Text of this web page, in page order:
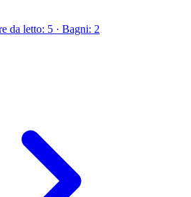
da letto: 5 · Bagni: 2